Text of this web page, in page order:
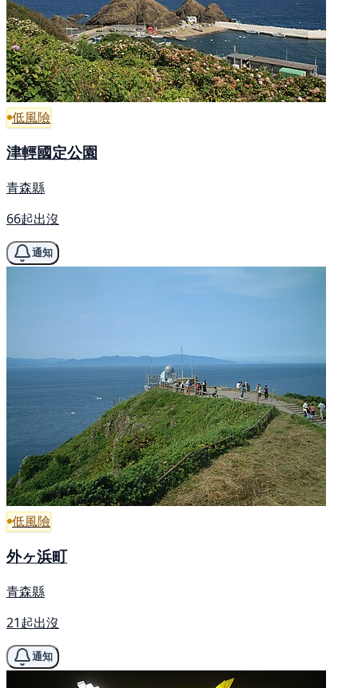
低風險
津輕國定公園
青森縣
66起出沒
通知
低風險
外ヶ浜町
青森縣
21起出沒
通知